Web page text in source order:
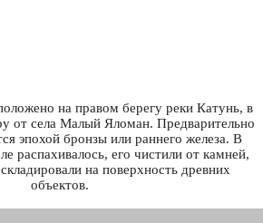
на правом берегу реки Катунь, в
от села Малый Яломан. Предварительно
эпохой бронзы или раннего железа. В
распахивалось, его чистили от камней,
на поверхность древних
объектов.